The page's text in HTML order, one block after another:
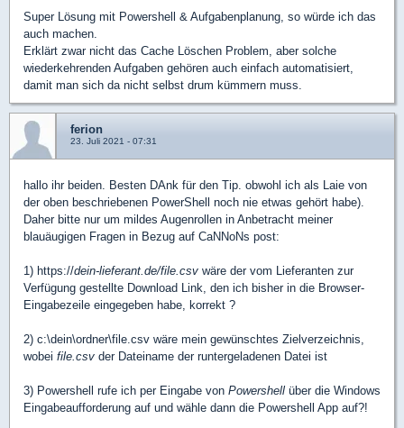
Super Lösung mit Powershell & Aufgabenplanung, so würde ich das
auch machen.
Erklärt zwar nicht das Cache Löschen Problem, aber solche
wiederkehrenden Aufgaben gehören auch einfach automatisiert,
damit man sich da nicht selbst drum kümmern muss.
ferion
23. Juli 2021 - 07:31
hallo ihr beiden. Besten DAnk für den Tip. obwohl ich als Laie von
der oben beschriebenen PowerShell noch nie etwas gehört habe).
Daher bitte nur um mildes Augenrollen in Anbetracht meiner
blauäugigen Fragen in Bezug auf CaNNoNs post:
1) https://dein-lieferant.de/file.csv wäre der vom Lieferanten zur
Verfügung gestellte Download Link, den ich bisher in die Browser-
Eingabezeile eingegeben habe, korrekt ?
2) c:\dein\ordner\file.csv wäre mein gewünschtes Zielverzeichnis,
wobei file.csv der Dateiname der runtergeladenen Datei ist
3) Powershell rufe ich per Eingabe von Powershell über die Windows
Eingabeaufforderung auf und wähle dann die Powershell App auf?!